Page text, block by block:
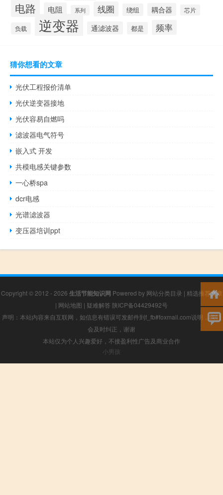
电路 电阻 系列 线圈 绕组 耦合器 芯片
负载 逆变器 通滤波器 都是 频率
猜你想看的文章
光伏工程报价清单
光伏逆变器接地
光伏容易自燃吗
滤波器电气符号
嵌入式 开发
共模电感关键参数
一心桥spa
dcr电感
光谱滤波器
变压器培训ppt
Copyright © 2012 - 2026 生活节能知识网 Powered by 网站分类目录 | 精选推荐文章
| 网站地图 | 疑难解答 陕ICP备04429492号
声明：本站内容来自互联网，如信息有错误可发邮件到f_fb#foxmail.com说明，我们
会及时纠正，谢谢
本站仅为个人兴趣爱好，不接盈利性广告及商业合作
小男孩